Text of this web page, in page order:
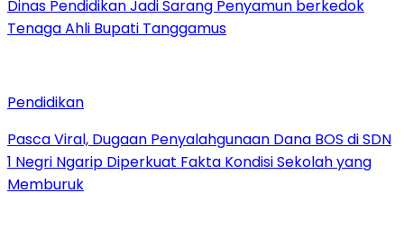
Dinas Pendidikan Jadi Sarang Penyamun berkedok
Tenaga Ahli Bupati Tanggamus
Pendidikan
Pasca Viral, Dugaan Penyalahgunaan Dana BOS di SDN
1 Negri Ngarip Diperkuat Fakta Kondisi Sekolah yang
Memburuk